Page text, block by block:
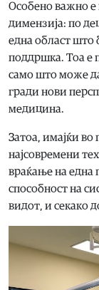
Особено важно е
димензија: по
една област што
поддршка. Тоа е
само што може
гради нови
медицина.
Затоа, имајќи во
најсовремени
враќање на една
способност на
видот, и секако